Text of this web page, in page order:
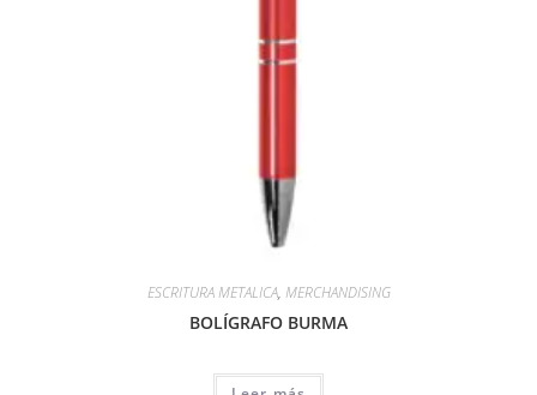
ESCRITURA METALICA, MERCHANDISING
BOLÍGRAFO BURMA